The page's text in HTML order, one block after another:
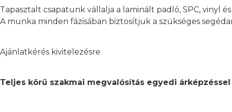
Tapasztalt csapatunk vállalja a laminált padló, SPC, vinyl
A munka minden fázisában biztosítjuk a szükséges
Ajánlatkérés kivitelezésre
Teljes körű szakmai megvalósítás egyedi árképzéssel